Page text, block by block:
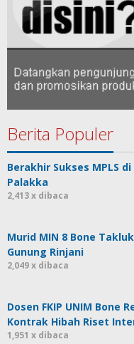
Berita Populer
Berakhir Sukses MPLS
Palakka
2,413 x dibaca
Murid MIN 8 Bone
Gunung Rinjani
2,049 x dibaca
Dosen FKIP UNIM Bone
Kontrak Hibah Riset
1,951 x dibaca